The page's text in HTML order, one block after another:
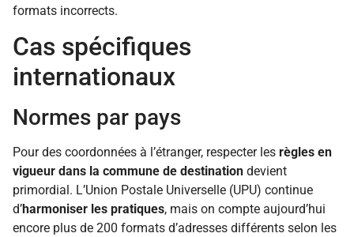
formats incorrects.
Cas spécifiques
internationaux
Normes par pays
Pour des coordonnées à l’étranger, respecter les règles en
vigueur dans la commune de destination devient
primordial. L’Union Postale Universelle (UPU) continue
d’harmoniser les pratiques, mais on compte aujourd’hui
encore plus de 200 formats d’adresses différents selon les